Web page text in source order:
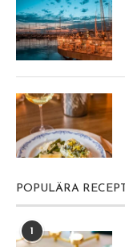
POPULÄRA